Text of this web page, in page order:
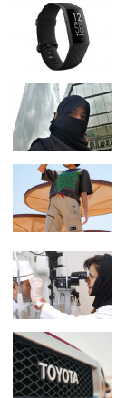
ت
ر
ا
ج
ع
ا
ل
ت
ا
د
ع
ى
ا